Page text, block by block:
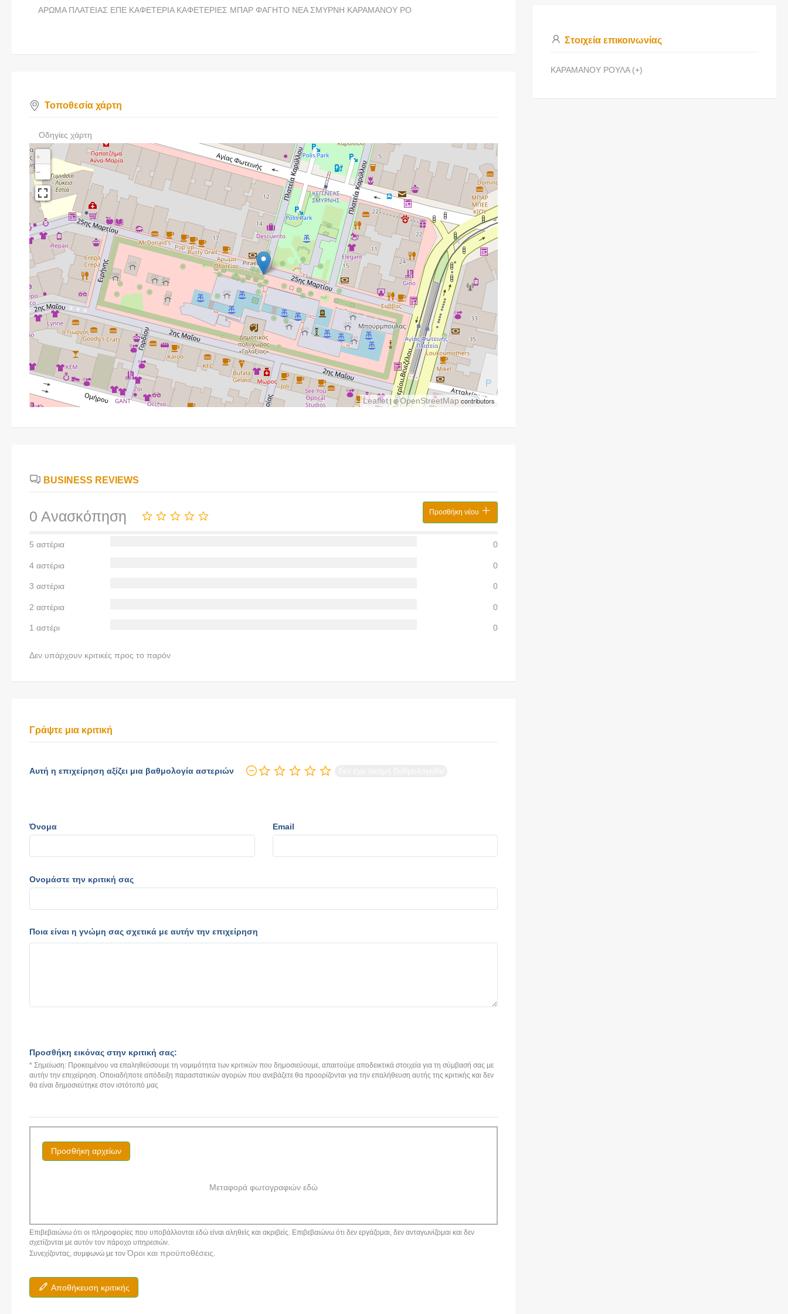
ΑΡΩΜΑ ΠΛΑΤΕΙΑΣ ΕΠΕ ΚΑΦΕΤΕΡΙΑ ΚΑΦΕΤΕΡΙΕΣ ΜΠΑΡ ΦΑΓΗΤΟ ΝΕΑ ΣΜΥΡΝΗ ΚΑΡΑΜΑΝΟΥ ΡΟ
Τοποθεσία χάρτη
Οδηγίες χάρτη
+
−
Leaflet| ©OpenStreetMap contributors
BUSINESS REVIEWS
0 Ανασκόπηση Προσθήκη νέου
5 αστέρια 0
4 αστέρια 0
3 αστέρια 0
2 αστέρια 0
1 αστέρι 0
Δεν υπάρχουν κριτικές προς το παρόν
Γράψτε μια κριτική
Αυτή η επιχείρηση αξίζει μια βαθμολογία αστεριών
Όνομα Email
Ονομάστε την κριτική σας
Ποια είναι η γνώμη σας σχετικά με αυτήν την επιχείρηση
Προσθήκη εικόνας στην κριτική σας:
* Σημείωση: Προκειμένου να επαληθεύσουμε τη νομιμότητα των κριτικών που δημοσιεύουμε, απαιτούμε αποδεικτικά στοιχεία για τη σύμβασή σας με
αυτήν την επιχείρηση. Οποιαδήποτε απόδειξη παραστατικών αγορών που ανεβάζετε θα προορίζονται για την επαλήθευση αυτής της κριτικής και δεν
θα είναι δημοσιεύτηκε στον ιστότοπό μας
Προσθήκη αρχείων
Μεταφορά φωτογραφιών εδώ
Επιβεβαιώνω ότι οι πληροφορίες που υποβάλλονται εδώ είναι αληθείς και ακριβείς. Επιβεβαιώνω ότι δεν εργάζομαι, δεν ανταγωνίζομαι και δεν
σχετίζονται με αυτόν τον πάροχο υπηρεσιών.
Συνεχίζοντας, συμφωνώ με τονΌροι και προϋποθέσεις.
Αποθήκευση κριτικής
Στοιχεία επικοινωνίας
ΚΑΡΑΜΑΝΟΥ ΡΟΥΛΑ (+)